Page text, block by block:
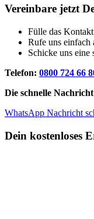
Vereinbare jetzt
Fülle das
Rufe uns einfach
Schicke uns
Telefon: 0800 724 66
Die schnelle
WhatsApp Nachricht
Dein kostenloses